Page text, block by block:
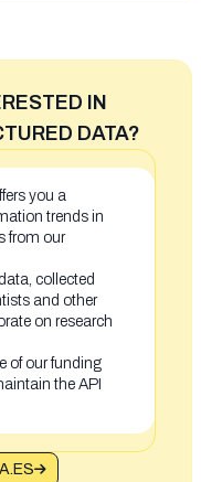
IN
DATA?
you a
trends in
from our
collected
and other
on research
of our funding
the API